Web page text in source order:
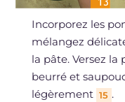
Incorporez les
mélangez
la pâte. Versez
beurré et
légèrement 15 .